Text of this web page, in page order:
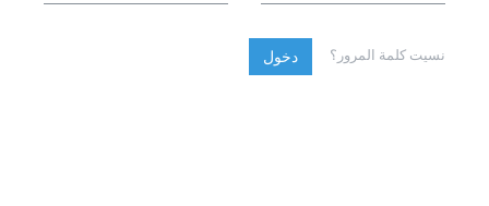
نسيت كلمة المرور؟ دخول